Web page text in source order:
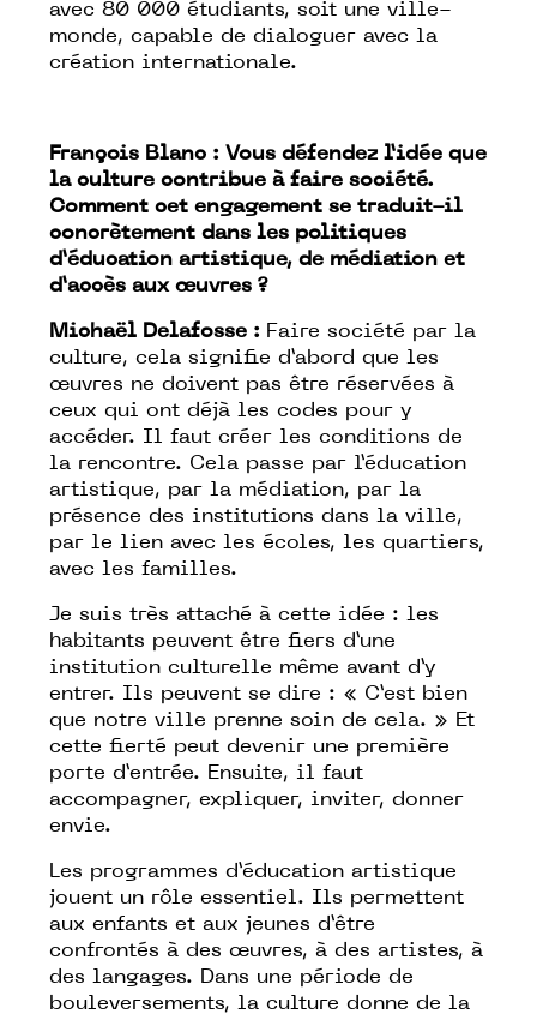
avec 80 000 étudiants, soit une ville-
monde, capable de dialoguer avec la
création internationale.
François Blanc : Vous défendez l’idée que
la culture contribue à faire société.
Comment cet engagement se traduit-il
concrètement dans les politiques
d’éducation artistique, de médiation et
d’accès aux œuvres ?
Michaël Delafosse : Faire société par la
culture, cela signifie d’abord que les
œuvres ne doivent pas être réservées à
ceux qui ont déjà les codes pour y
accéder. Il faut créer les conditions de
la rencontre. Cela passe par l’éducation
artistique, par la médiation, par la
présence des institutions dans la ville,
par le lien avec les écoles, les quartiers,
avec les familles.
Je suis très attaché à cette idée : les
habitants peuvent être fiers d’une
institution culturelle même avant d’y
entrer. Ils peuvent se dire : « C’est bien
que notre ville prenne soin de cela. » Et
cette fierté peut devenir une première
porte d’entrée. Ensuite, il faut
accompagner, expliquer, inviter, donner
envie.
Les programmes d’éducation artistique
jouent un rôle essentiel. Ils permettent
aux enfants et aux jeunes d’être
confrontés à des œuvres, à des artistes, à
des langages. Dans une période de
bouleversements, la culture donne de la